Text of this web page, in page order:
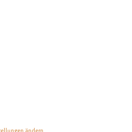
ändern